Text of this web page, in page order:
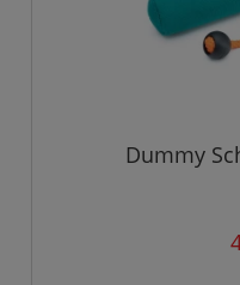
Dummy